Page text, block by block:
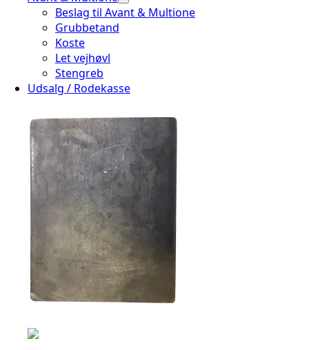
Beslag til Avant & Multione
Grubbetand
Koste
Let vejhøvl
Stengreb
Udsalg / Rodekasse